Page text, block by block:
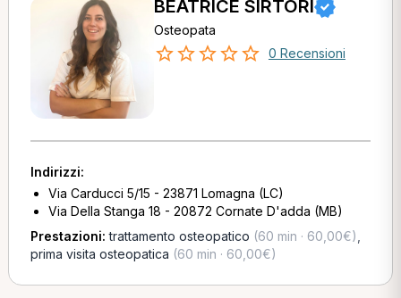
BEATRICE SIRTORI
Osteopata
0 Recensioni
Indirizzi:
Via Carducci 5/15 - 23871 Lomagna (LC)
Via Della Stanga 18 - 20872 Cornate D'adda (MB)
Prestazioni:trattamento osteopatico (60 min · 60,00€)
prima visita osteopatica (60 min · 60,00€)